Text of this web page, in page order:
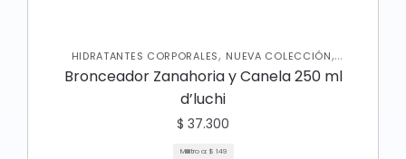
HIDRATANTES CORPORALES, NUEVA COLECCIÓN,
PROTECTOR SOLAR, SKIN CARE CORPORAL
Bronceador Zanahoria y Canela 250 ml
d’luchi
$ 37.300
Mililitro a: $ 149